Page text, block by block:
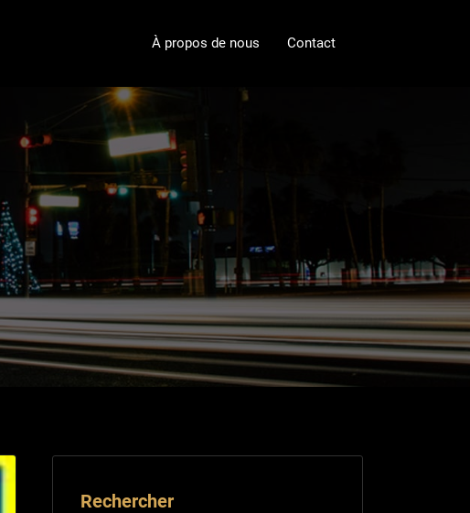
À propos de nous Contact
Rechercher